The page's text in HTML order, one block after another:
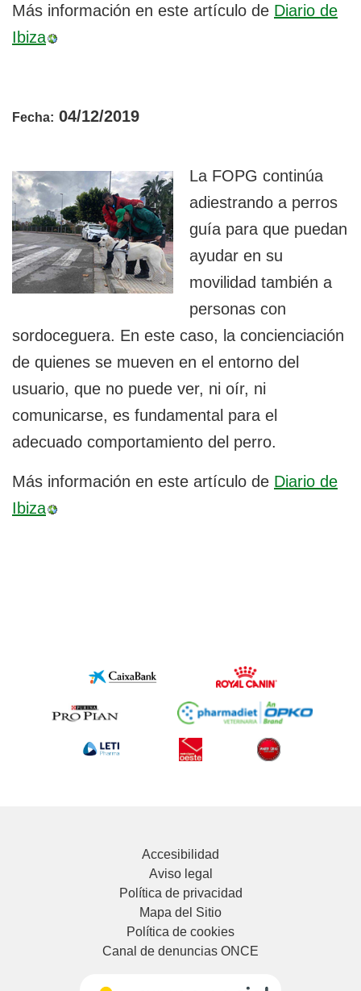
Más información en este artículo de Diario de
Ibiza
Fecha: 04/12/2019
La FOPG continúa
adiestrando a perros
guía para que puedan
ayudar en su
movilidad también a
personas con
sordoceguera. En este caso, la concienciación
de quienes se mueven en el entorno del
usuario, que no puede ver, ni oír, ni
comunicarse, es fundamental para el
adecuado comportamiento del perro.
Más información en este artículo de Diario de
Ibiza
Accesibilidad
Aviso legal
Política de privacidad
Mapa del Sitio
Política de cookies
Canal de denuncias ONCE